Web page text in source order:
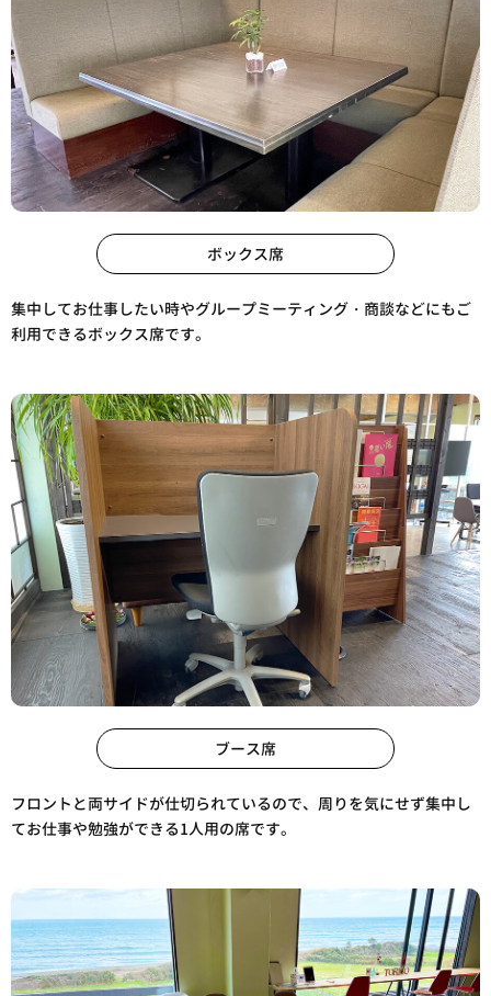
ボックス席
集中してお仕事したい時やグループミーティング・商談などにもご
利用できるボックス席です。
ブース席
フロントと両サイドが仕切られているので、周りを気にせず集中し
てお仕事や勉強ができる1人用の席です。